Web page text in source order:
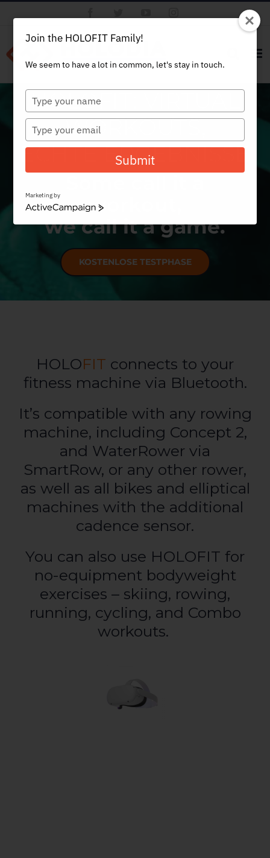
content
HOLOFIT: VIRTUAL
WORKOUTS,
ECHTE ERGEBNISSE
workout,
we call it a game.
KOSTENLOSE TESTPHASE
HOLOFIT connects to your
fitness machine via Bluetooth.
It’s compatible with any rowing
machine, including Concept 2,
and WaterRower via
SmartRow, or any other rower,
as well as all bikes and elliptical
machines with the additional
cadence sensor.
You can also use HOLOFIT for
no-equipment bodyweight
exercises – skiing, rowing,
running, cycling, and Combo
workouts.
Join the HOLOFIT Family!
We seem to have a lot in common, let's stay in touch.
Type
your
name
Type
your
email
Submit
Marketing by
ActiveCampaign